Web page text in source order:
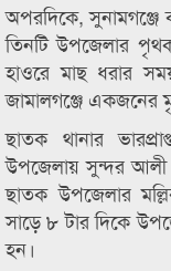
অপরদিকে, সুনামগঞ্জে
তিনটি উপজেলার
হাওরে মাছ ধরার
জামালগঞ্জে একজনের
ছাতক থানার
উপজেলায় সুন্দর আলী
ছাতক উপজেলার
সাড়ে ৮ টার দিকে
হন।